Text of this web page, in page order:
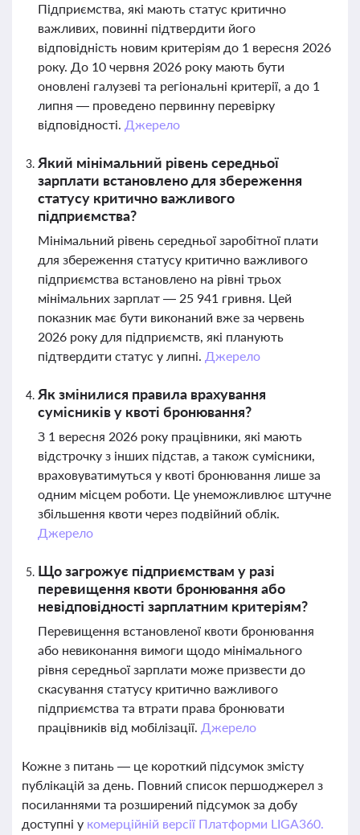
Підприємства, які мають статус критично
важливих, повинні підтвердити його
відповідність новим критеріям до 1 вересня 2026
року. До 10 червня 2026 року мають бути
оновлені галузеві та регіональні критерії, а до 1
липня — проведено первинну перевірку
відповідності. Джерело
Який мінімальний рівень середньої
зарплати встановлено для збереження
статусу критично важливого
підприємства?
Мінімальний рівень середньої заробітної плати
для збереження статусу критично важливого
підприємства встановлено на рівні трьох
мінімальних зарплат — 25 941 гривня. Цей
показник має бути виконаний вже за червень
2026 року для підприємств, які планують
підтвердити статус у липні. Джерело
Як змінилися правила врахування
сумісників у квоті бронювання?
З 1 вересня 2026 року працівники, які мають
відстрочку з інших підстав, а також сумісники,
враховуватимуться у квоті бронювання лише за
одним місцем роботи. Це унеможливлює штучне
збільшення квоти через подвійний облік.
Джерело
Що загрожує підприємствам у разі
перевищення квоти бронювання або
невідповідності зарплатним критеріям?
Перевищення встановленої квоти бронювання
або невиконання вимоги щодо мінімального
рівня середньої зарплати може призвести до
скасування статусу критично важливого
підприємства та втрати права бронювати
працівників від мобілізації. Джерело
Кожне з питань — це короткий підсумок змісту
публікацій за день. Повний список першоджерел з
посиланнями та розширений підсумок за добу
доступні у комерційній версії Платформи LIGA360.